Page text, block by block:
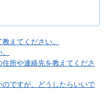
えてください。
住所や連絡先を教えてくださ
ですが、どうしたらいいで